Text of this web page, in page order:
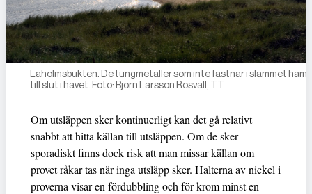
Laholmsbukten. De tungmetaller som inte fastnar i slammet
till slut i havet. Foto: Björn Larsson Rosvall, TT
Om utsläppen sker kontinuerligt kan det gå relativt
snabbt att hitta källan till utsläppen. Om de sker
sporadiskt finns dock risk att man missar källan om
provet råkar tas när inga utsläpp sker. Halterna av nickel i
proverna visar en fördubbling och för krom minst en